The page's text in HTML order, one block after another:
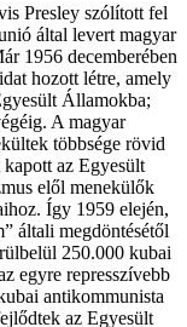
Presley szólított fel
által levert magyar
1956 decemberében
hozott létre, amely
Államokba;
A magyar
többsége rövid
az Egyesült
elől menekülők
Így 1959 elején,
általi megdöntésétől
250.000 kubai
egyre represszívebb
antikommunista
az Egyesült